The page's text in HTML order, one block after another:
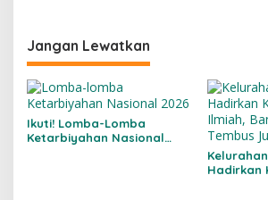
Jangan Lewatkan
Ikuti! Lomba-Lomba
Ketarbiyahan Nasional
Kelurahan
Hadirkan